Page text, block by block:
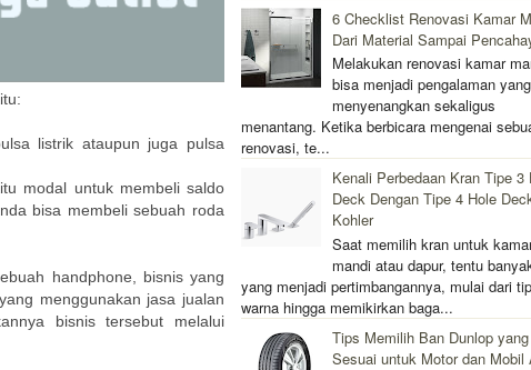
listrik ataupun juga pulsa
modal untuk membeli saldo
bisa membeli sebuah roda
handphone, bisnis yang
menggunakan jasa jualan
bisnis tersebut melalui
6 Checklist Renovasi Kamar
Dari Material Sampai
Melakukan renovasi kamar
bisa menjadi pengalaman yang
menyenangkan sekaligus
menantang. Ketika berbicara mengenai
renovasi, te...
Kenali Perbedaan Kran Tipe 3
Deck Dengan Tipe 4 Hole
Kohler
Saat memilih kran untuk
mandi atau dapur, tentu
yang menjadi pertimbangannya, mulai dari
warna hingga memikirkan baga...
Tips Memilih Ban Dunlop yang
Sesuai untuk Motor dan Mobil